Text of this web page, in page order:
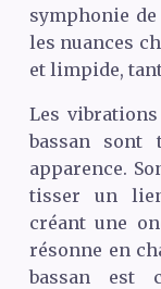
symphonie
les nuances
et limpide,
Les
bassan sont
apparence.
tisser un
créant une
résonne en
bassan est